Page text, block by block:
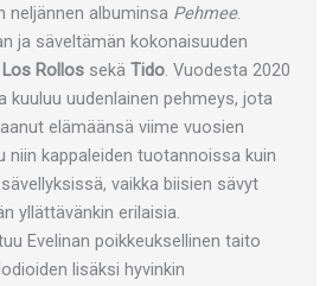
neljännen albuminsa Pehmee.
ja säveltämän kokonaisuuden
Los Rollos sekäTido. Vuodesta 2020
kuuluu uudenlainen pehmeys, jota
elämäänsä viime vuosien
niin kappaleiden tuotannoissa kuin
vaikka biisien sävyt
yllättävänkin erilaisia.
Evelinan poikkeuksellinen taito
lisäksi hyvinkin